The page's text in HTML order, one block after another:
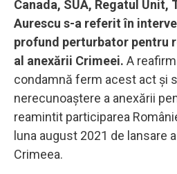
Canada, SUA, Regatul Unit,
Aurescu s-a referit în
profund perturbator pentru
al anexării Crimeei. A
condamnă ferm acest act şi
nerecunoaştere a anexării
reamintit participarea
luna august 2021 de lansare
Crimeea.